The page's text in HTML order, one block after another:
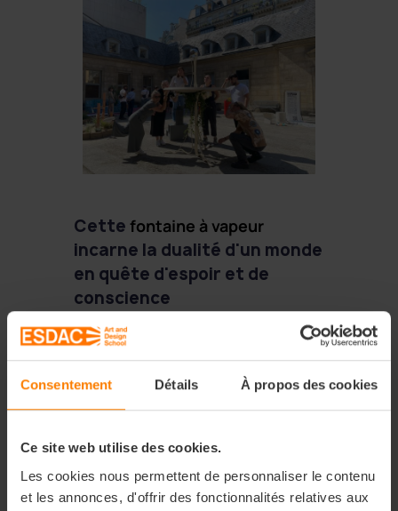
Consentement Détails À propos des cookies
Ce site web utilise des cookies.
Les cookies nous permettent de personnaliser le contenu
et les annonces, d'offrir des fonctionnalités relatives aux
Cettefontaine à vapeur
incarne la dualité d'un monde
en quête d'espoir et de
conscience
environnementale. Elle
symbolise la maîtrise
historique de l'eau par
l'humanité, tout en reflétant
actuels. Cette œuvre
sculpturale abrite en réalité
un système de machine à